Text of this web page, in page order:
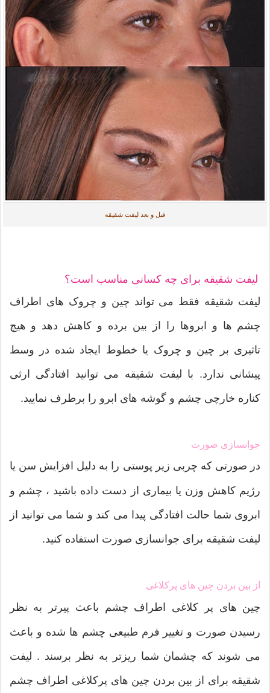
قبل و بعد لیفت شقیقه
لیفت شقیقه برای چه کسانی مناسب است؟
لیفت شقیقه فقط می تواند چین و چروک های اطراف
چشم ها و ابروها را از بین برده و کاهش دهد و هیچ
تاثیری بر چین و چروک یا خطوط ایجاد شده در وسط
پیشانی ندارد. با لیفت شقیقه می توانید افتادگی ارثی
کناره خارچی چشم و گوشه های ابرو را برطرف نمایید.
جوانسازی صورت
در صورتی که چربی زیر پوستی را به دلیل افزایش سن یا
رژیم کاهش وزن یا بیماری از دست داده باشید ، چشم و
ابروی شما حالت افتادگی پیدا می کند و شما می توانید از
لیفت شقیقه برای جوانسازی صورت استفاده کنید.
از بین بردن چین های پرکلاغی
چین های پر کلاغی اطراف چشم باعث پیرتر به نظر
رسیدن صورت و تغییر فرم طبیعی چشم ها شده و باعث
می شوند که چشمان شما ریزتر به نظر برسند . لیفت
شقیقه برای از بین بردن چین های پرکلاغی اطراف چشم